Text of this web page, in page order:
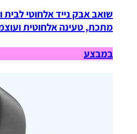
שואב אבק נייד אלחוטי
מתכת, טעינה אלחוטית
במבצע